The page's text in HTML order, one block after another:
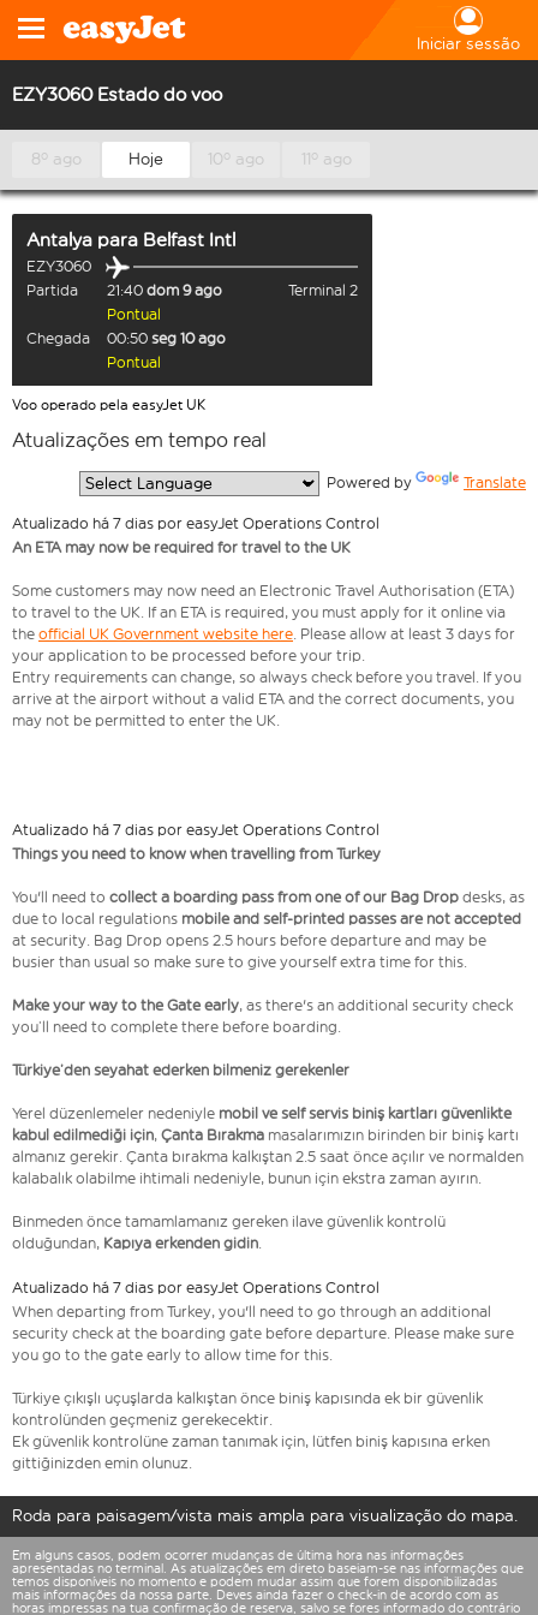
Iniciar sessão
EZY3060 Estado do voo
8º ago Hoje 10º ago 11º ago
Antalya para Belfast Intl
EZY3060
Partida
21:40 dom 9 ago
Terminal 2
Pontual
Chegada
00:50 seg 10 ago
Pontual
Voo operado pela easyJet UK
Atualizações em tempo real
Powered by Translate
Atualizado há 7 dias por easyJet Operations Control
An ETA may now be required for travel to the UK
Some customers may now need an Electronic Travel Authorisation (ETA)
to travel to the UK. If an ETA is required, you must apply for it online via
the official UK Government website here. Please allow at least 3 days for
your application to be processed before your trip.
Entry requirements can change, so always check before you travel. If you
arrive at the airport without a valid ETA and the correct documents, you
may not be permitted to enter the UK.
Atualizado há 7 dias por easyJet Operations Control
Things you need to know when travelling from Turkey
You'll need to collect a boarding pass from one of our Bag Drop desks, as
due to local regulations mobile and self-printed passes are not accepted
at security. Bag Drop opens 2.5 hours before departure and may be
busier than usual so make sure to give yourself extra time for this.
Make your way to the Gate early, as there's an additional security check
you’ll need to complete there before boarding.
Türkiye’den seyahat ederken bilmeniz gerekenler
Yerel düzenlemeler nedeniyle mobil ve self servis biniş kartları güvenlikte
kabul edilmediği için, Çanta Bırakma masalarımızın birinden bir biniş kartı
almanız gerekir. Çanta bırakma kalkıştan 2.5 saat önce açılır ve normalden
kalabalık olabilme ihtimali nedeniyle, bunun için ekstra zaman ayırın.
Binmeden önce tamamlamanız gereken ilave güvenlik kontrolü
olduğundan, Kapıya erkenden gidin.
Atualizado há 7 dias por easyJet Operations Control
When departing from Turkey, you'll need to go through an additional
security check at the boarding gate before departure. Please make sure
you go to the gate early to allow time for this.
Türkiye çıkışlı uçuşlarda kalkıştan önce biniş kapısında ek bir güvenlik
kontrolünden geçmeniz gerekecektir.
Ek güvenlik kontrolüne zaman tanımak için, lütfen biniş kapısına erken
gittiğinizden emin olunuz.
Roda para paisagem/vista mais ampla para visualização do mapa.
Em alguns casos, podem ocorrer mudanças de última hora nas informações
apresentadas no terminal. As atualizações em direto baseiam-se nas informações que
temos disponíveis no momento e podem mudar assim que forem disponibilizadas
mais informações da nossa parte. Deves ainda fazer o check-in de acordo com as
horas impressas na tua confirmação de reserva, salvo se fores informado do contrário